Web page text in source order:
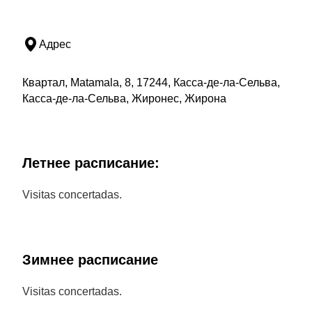
Адрес
Квартал, Matamala, 8, 17244, Касса-де-ла-Сельва,
Касса-де-ла-Сельва, Жиронес, Жирона
Летнее расписание:
Visitas concertadas.
Зимнее расписание
Visitas concertadas.